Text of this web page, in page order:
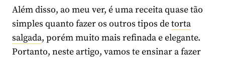
Além disso, ao meu ver, é uma receita quase tão
simples quanto fazer os outros tipos detorta
salgada, porém muito mais refinada e elegante.
Portanto, neste artigo, vamos te ensinar a fazer